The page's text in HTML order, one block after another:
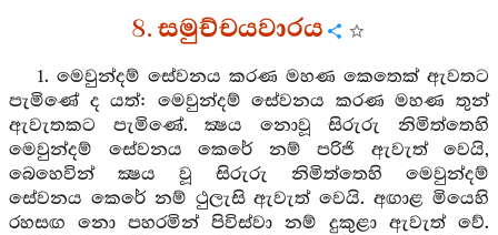
8. සමුච්චයවාරය
1. මෙවුන්දම් සේවනය කරණ මහණ කෙතෙක් ඇවතට
පැමිණේ ද යත්: මෙවුන්දම් සේවනය කරණ මහණ තුන්
ඇවැතකට පැමිණේ. ක්‍ෂය නොවූ සිරුරු නිමිත්තෙහි
මෙවුන්දම් සේවනය කෙරේ නම් පරිජි ඇවැත් වෙයි,
බෙහෙවින් ක්‍ෂය වූ සිරුරු නිමිත්තෙහි මෙවුන්දම්
සේවනය කෙරේ නම් ථුලැසි ඇවැත් වෙයි. අඟාළ මියෙහි
රහසඟ නො පහරමින් පිවිස්වා නම් දුකුළා ඇවැත් වේ.